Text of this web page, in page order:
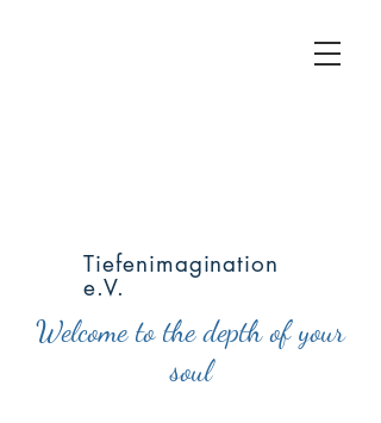
Welcome to the depth of your
soul
Tiefenimagination
e.V.